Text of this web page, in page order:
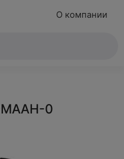
О компании
0